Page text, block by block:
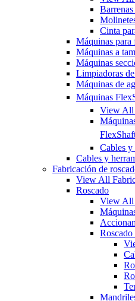
Cinta
Máquinas para
Máquinas a
Máquinas
Limpiadoras
Máquinas de
Máquinas
View All
Cables y
Cables y
Fabricación de
View All
Roscado
View All
Roscado